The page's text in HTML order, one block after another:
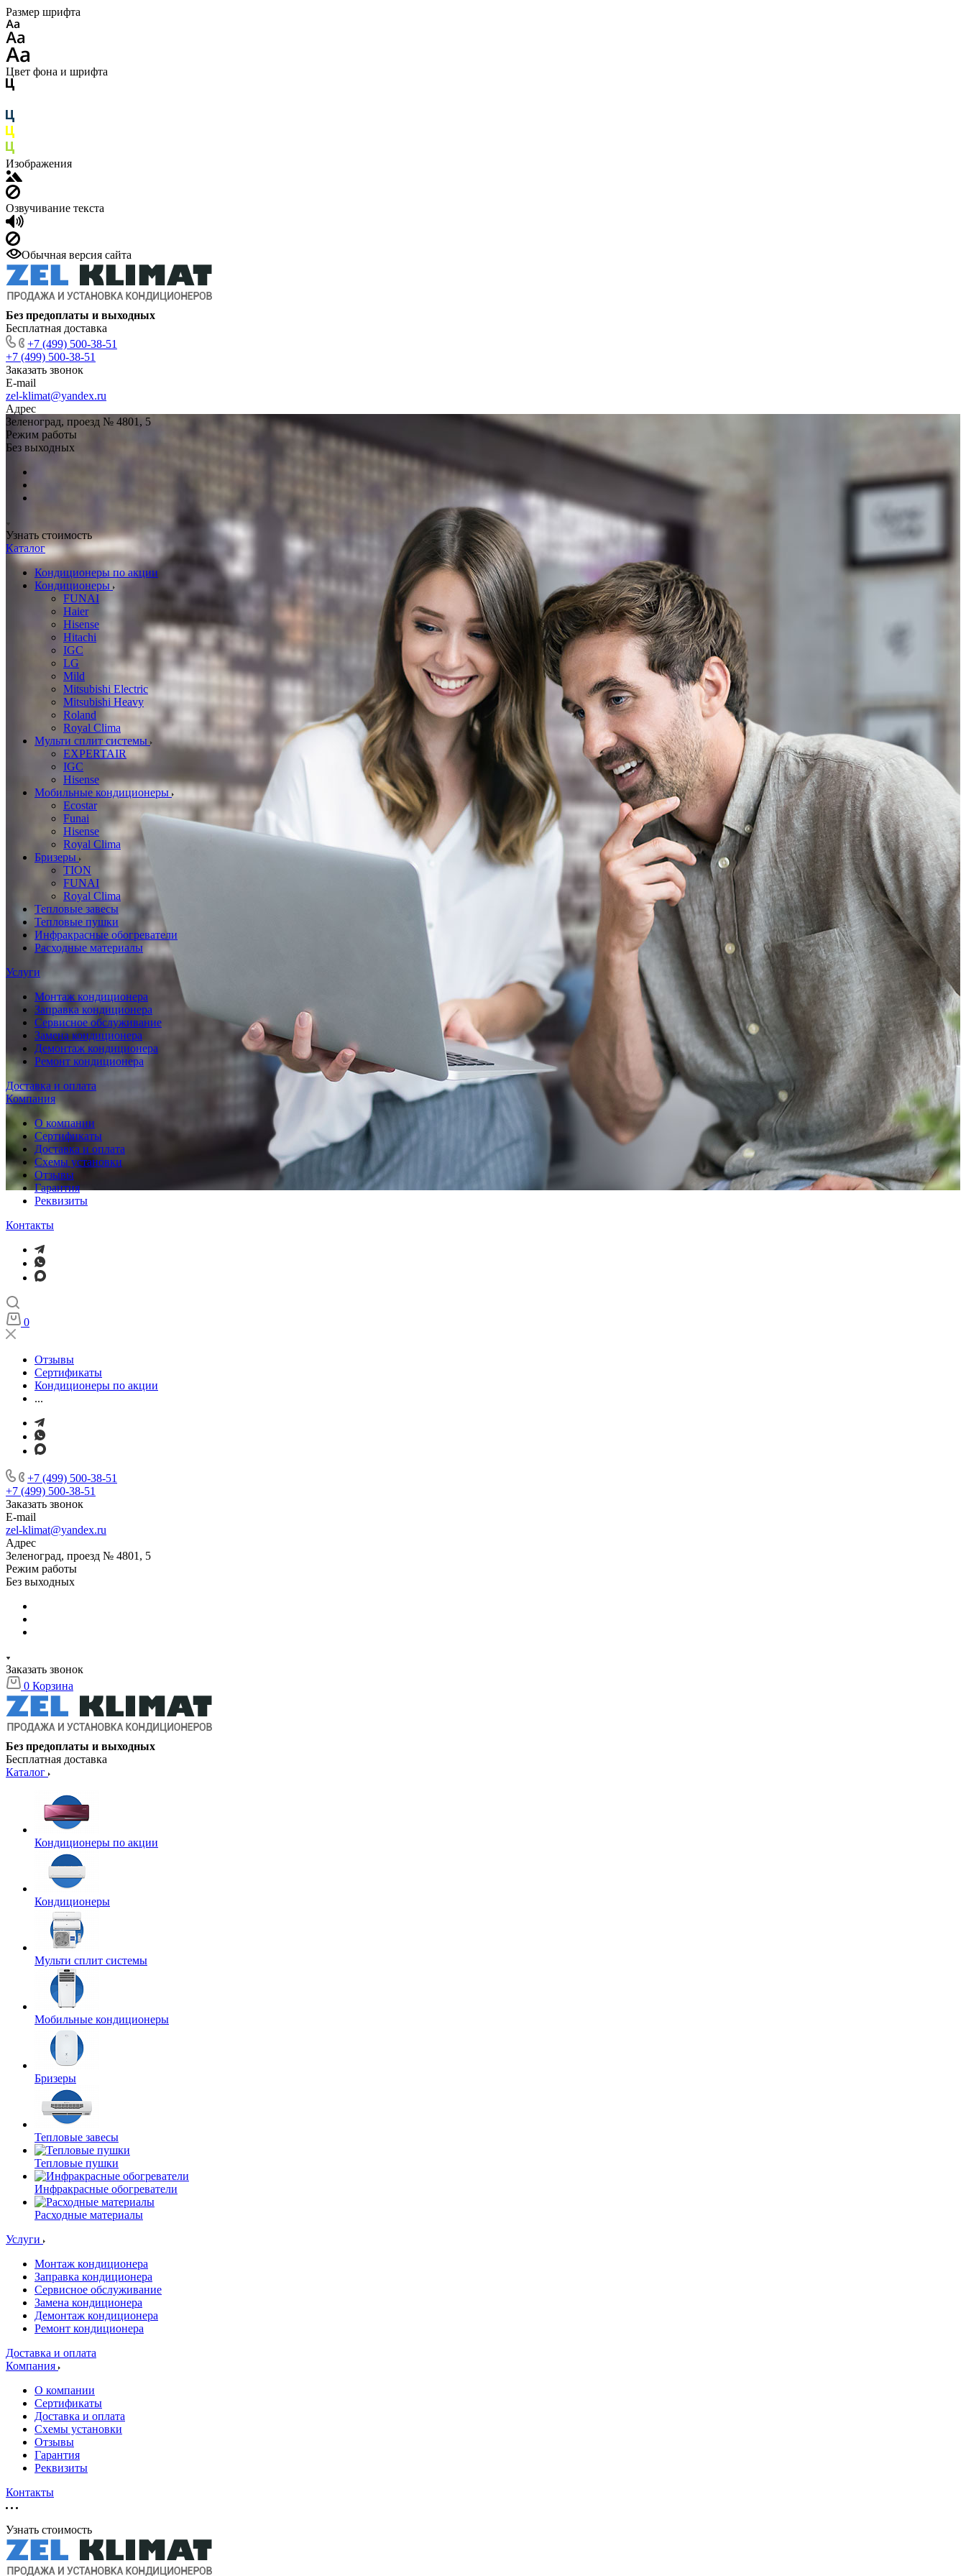
Размер шрифта
Цвет фона и шрифта
Изображения
Озвучивание текста
Обычная версия сайта
Без предоплаты и выходных
Бесплатная доставка
+7 (499) 500-38-51
+7 (499) 500-38-51
Заказать звонок
E-mail
zel-klimat@yandex.ru
Адрес
Зеленоград, проезд № 4801, 5
Режим работы
Без выходных
Узнать стоимость
Каталог
Кондиционеры по акции
Кондиционеры
FUNAI
Haier
Hisense
Hitachi
IGC
LG
Mild
Mitsubishi Electric
Mitsubishi Heavy
Roland
Royal Clima
Мульти сплит системы
EXPERTAIR
IGC
Hisense
Мобильные кондиционеры
Ecostar
Funai
Hisense
Royal Clima
Бризеры
TION
FUNAI
Royal Clima
Тепловые завесы
Тепловые пушки
Инфракрасные обогреватели
Расходные материалы
Услуги
Монтаж кондиционера
Заправка кондиционера
Сервисное обслуживание
Замена кондиционера
Демонтаж кондиционера
Ремонт кондиционера
Доставка и оплата
Компания
О компании
Сертификаты
Доставка и оплата
Схемы установки
Отзывы
Гарантия
Реквизиты
Контакты
0
Отзывы
Сертификаты
Кондиционеры по акции
...
+7 (499) 500-38-51
+7 (499) 500-38-51
Заказать звонок
E-mail
zel-klimat@yandex.ru
Адрес
Зеленоград, проезд № 4801, 5
Режим работы
Без выходных
Заказать звонок
0 Корзина
Без предоплаты и выходных
Бесплатная доставка
Каталог
Кондиционеры по акции
Кондиционеры
Мульти сплит системы
Мобильные кондиционеры
Бризеры
Тепловые завесы
Тепловые пушки
Инфракрасные обогреватели
Расходные материалы
Услуги
Монтаж кондиционера
Заправка кондиционера
Сервисное обслуживание
Замена кондиционера
Демонтаж кондиционера
Ремонт кондиционера
Доставка и оплата
Компания
О компании
Сертификаты
Доставка и оплата
Схемы установки
Отзывы
Гарантия
Реквизиты
Контакты
Узнать стоимость